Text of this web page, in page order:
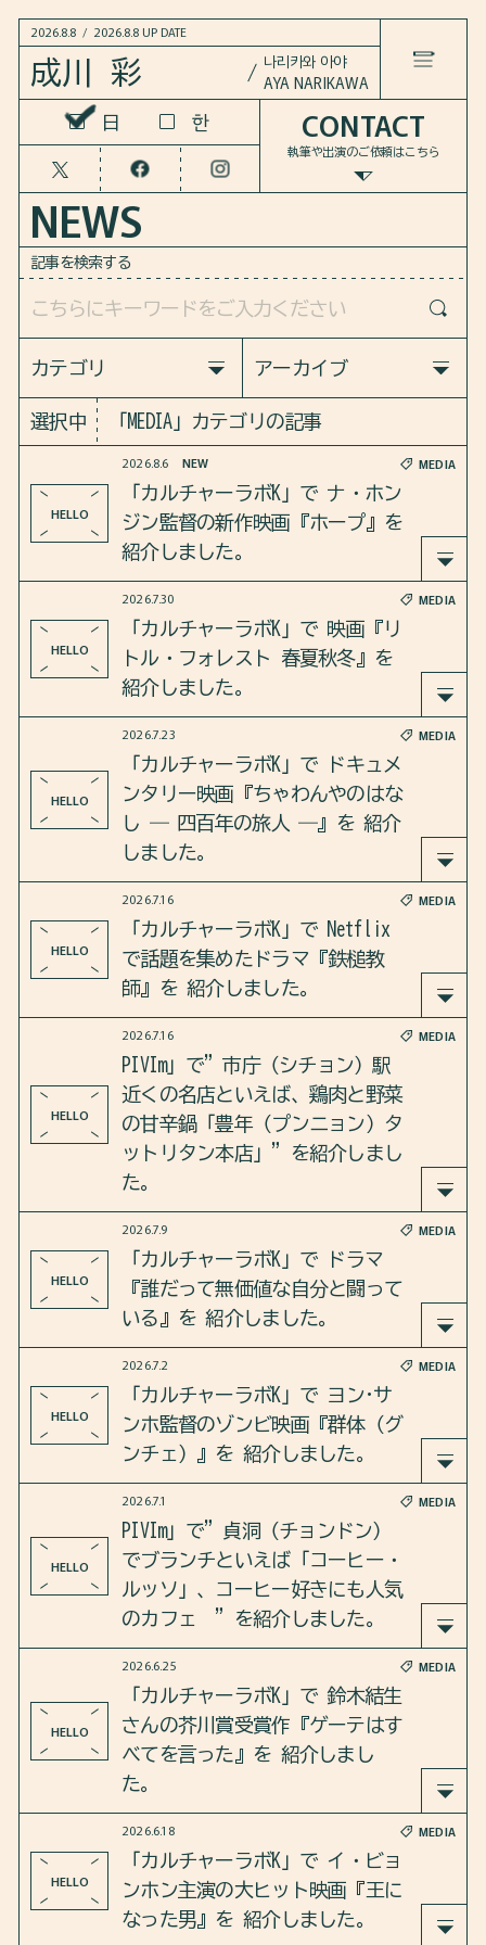
2026.8.8 / 2026.8.8 UP DATE
成川 彩 나리카와 아야
AYA NARIKAWA
LANGUAGE 日 한
HOME
NEWS
WORKS
COLUMN
BOOKS
PROFILE
CONTACT
COLUMN
トーク＠ソウル
2026.8.8
日 한
執筆や出演のご依頼はこちら
CONTACT
NEWS
記事を検索する
カテゴリ
すべての記事
MEDIA INFO
アーカイブ
すべての記事
2026
2025
選択中 「MEDIA」カテゴリの記事
HELLO
2026.8.6 NEW MEDIA
「カルチャーラボK」で ナ・ホン
ジン監督の新作映画『ホープ』を
紹介しました。
2026年8月6日のカルチャーラボKは、ナ・ホンジン
監督の10年ぶりの新作映画『ホープ』を紹介しま
した。
さらに、韓国内での反響や韓国のSF映画について
も語り合いました。
https://open.spotify.com/episode/1rep10LyfdKoQC
W88d6D4V?si=dc936a7452924b80
HELLO
2026.7.30 MEDIA
「カルチャーラボK」で 映画『リ
トル・フォレスト 春夏秋冬』を
紹介しました。
2026年7月30日のカルチャーラボKは、映画『リト
ル・フォレスト 春夏秋冬』を紹介しました。
さらに、原作の日本版との違いや共通点について
https://open.spotify.com/episode/6WYL55E4RbnPGf
mkYl3dxT?si=YfU_Gy1tTmC-hovwBhi6cQ
HELLO
2026.7.23 MEDIA
「カルチャーラボK」で ドキュメ
ンタリー映画『ちゃわんやのはな
し ― 四百年の旅人 ―』を 紹介
しました。
2026年7月23日のカルチャーラボKは、ドキュメン
タリー映画『ちゃわんやのはなし ― 四百年の旅
人 ―』を紹介しました。
さらに、「代を継ぐ」という日本文化や、国境や
民族を越えてアイデンティティーを築いてきた沈
壽官家の物語についても語り合いました。
https://open.spotify.com/episode/7FDgOUOHRnADnz
r5Dmyf10?si=nzPKugVPTmqOsfV76haQ3w
HELLO
2026.7.16 MEDIA
「カルチャーラボK」で Netflix
で話題を集めたドラマ『鉄槌教
師』を 紹介しました。
2026年7月16日のカルチャーラボKは、Netflixで配
信されて話題を集めたドラマ『鉄槌教師』を紹介
しました。
さらに、ドラマのモチーフになった実際の出来事
https://open.spotify.com/episode/5iGTs5IKaVbSMe
oKxaM6ZK?si=5T_nl0CKQ963FfjzAxS5tw&utm_source=c
HELLO
2026.7.16 MEDIA
PIVIm」で”市庁（シチョン）駅
近くの名店といえば、鶏肉と野菜
の甘辛鍋「豊年（プンニョン）タ
ットリタン本店」”を紹介しまし
た。
「PIVIm」で”市庁（シチョン）駅近くの名店とい
えば、鶏肉と野菜の甘辛鍋「豊年（プンニョン）
タットリタン本店」”を紹介しました。
https://pivim.jp/feature/detail/eBmqrF0uAS0=/
HELLO
2026.7.9 MEDIA
「カルチャーラボK」で ドラマ
『誰だって無価値な自分と闘って
いる』を 紹介しました。
2026年7月9日のカルチャーラボKは、ドラマ『誰だ
って無価値な自分と闘っている』 を紹介しました
。
さらに、このドラマが愛される背景にも迫りまし
た。
https://open.spotify.com/episode/089TpChWAfPcUU
sXSh2jGW?si=J5wzp8kSR1KTIDbcZvwb5Q
HELLO
2026.7.2 MEDIA
「カルチャーラボK」で ヨン·サ
ンホ監督のゾンビ映画『群体（グ
ンチェ）』を 紹介しました。
2026年7月2日のカルチャーラボKは、カンヌ映画祭
で注目を集めた、ヨン·サンホ監督の映画『群体（
グンチェ）』 を紹介しました。
https://open.spotify.com/episode/66JIZNH1OpcxbW
bSWqyA90?si=befUMFbaQAW3sKj9ZtxIOw
HELLO
2026.7.1 MEDIA
PIVIm」で”貞洞（チョンドン）
でブランチといえば「コーヒー・
ルッソ」、コーヒー好きにも人気
のカフェ ”を紹介しました。
「PIVIm」で”貞洞（チョンドン）でブランチとい
えば「コーヒー・ルッソ」、コーヒー好きにも人
気のカフェ ”を紹介しました。
HELLO
2026.6.25 MEDIA
「カルチャーラボK」で 鈴木結生
さんの芥川賞受賞作『ゲーテはす
べてを言った』を 紹介しまし
た。
2026年6月25日のカルチャーラボKは、鈴木結生さ
んの芥川賞受賞作『ゲーテはすべてを言った』 を
紹介しました。
HELLO
2026.6.18 MEDIA
「カルチャーラボK」で イ・ビョ
ンホン主演の大ヒット映画『王に
なった男』を 紹介しました。